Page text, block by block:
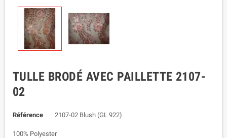
TULLE BRODÉ AVEC PAILLETTE 2107-
02
Référence 2107-02 Blush (GL 922)
100% Polyester